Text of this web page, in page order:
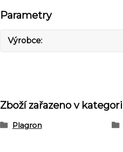
Parametry
Výrobce
Zboží zařazeno v
Plagron